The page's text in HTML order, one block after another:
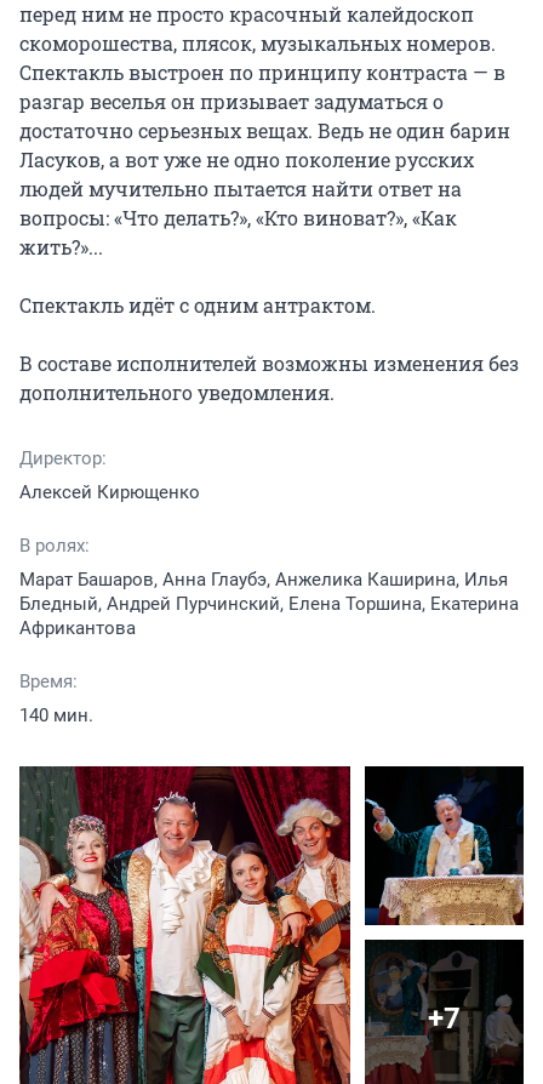
перед ним не просто красочный калейдоскоп
скоморошества, плясок, музыкальных номеров.
Спектакль выстроен по принципу контраста — в
разгар веселья он призывает задуматься о
достаточно серьезных вещах. Ведь не один барин
Ласуков, а вот уже не одно поколение русских
людей мучительно пытается найти ответ на
вопросы: «Что делать?», «Кто виноват?», «Как
жить?»...
Спектакль идёт с одним антрактом.
В составе исполнителей возможны изменения без
дополнительного уведомления.
Директор:
Алексей Кирющенко
В ролях:
Марат Башаров, Анна Глаубэ, Анжелика Каширина, Илья
Бледный, Андрей Пурчинский, Елена Торшина, Екатерина
Африкантова
Время:
140 мин.
+7